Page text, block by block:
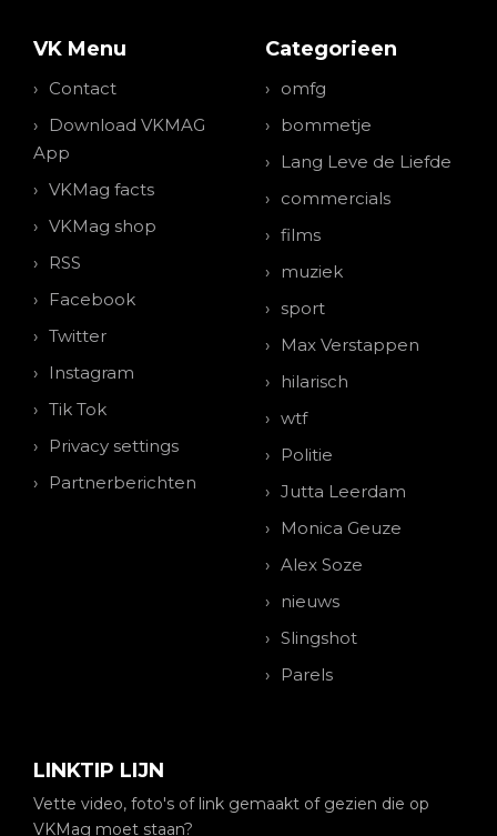
VK Menu
Contact
Download VKMAG
App
VKMag facts
VKMag shop
RSS
Facebook
Twitter
Instagram
Tik Tok
Privacy settings
Partnerberichten
Categorieen
omfg
bommetje
Lang Leve de Liefde
commercials
films
muziek
sport
Max Verstappen
hilarisch
wtf
Politie
Jutta Leerdam
Monica Geuze
Alex Soze
nieuws
Slingshot
Parels
LINKTIP LIJN
Vette video, foto's of link gemaakt of gezien die op
VKMag moet staan?